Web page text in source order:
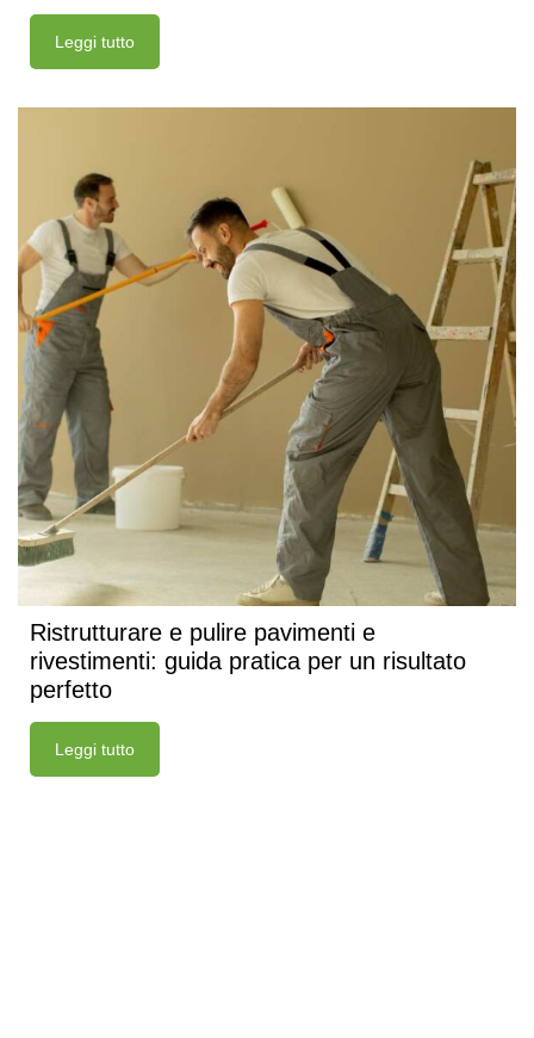
Leggi tutto
Ristrutturare e pulire pavimenti e
rivestimenti: guida pratica per un risultato
perfetto
Leggi tutto